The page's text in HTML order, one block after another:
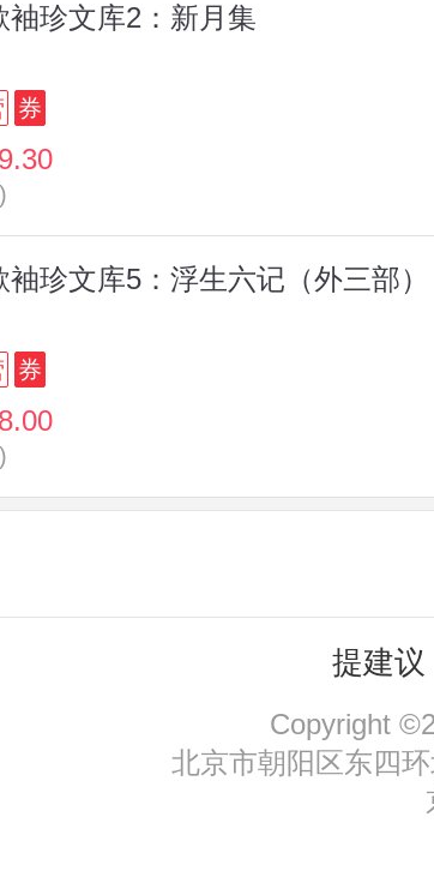
袖珍文库2：新月集
券
袖珍文库5：浮生六记（外三部）
券
提建议
Copyright
北京市朝阳区东四